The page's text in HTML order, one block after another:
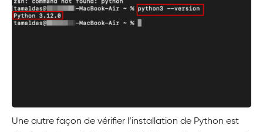
Une autre façon de vérifier l’installation de Python est